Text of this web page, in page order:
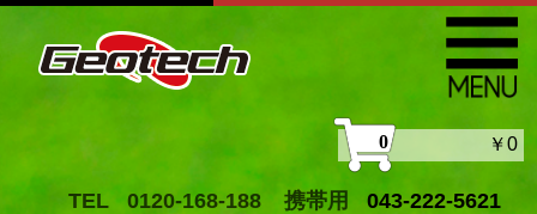
TEL 0120-168-188 携帯用 043-222-5621
0 ￥0